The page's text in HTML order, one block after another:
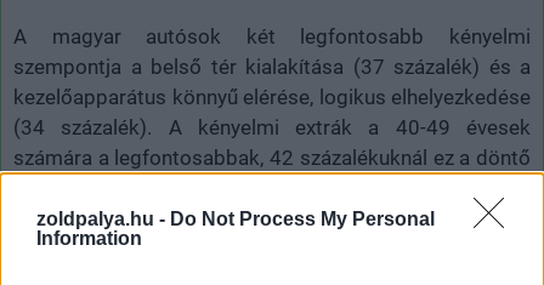
zoldpalya.hu - Do Not Process My Personal
Information
A magyar autósok két legfontosabb kényelmi
szempontja a belső tér kialakítása (37 százalék) és a
kezelőapparátus könnyű elérése, logikus elhelyezkedése
(34 százalék). A kényelmi extrák a 40-49 évesek
számára a legfontosabbak, 42 százalékuknál ez a döntő
válaszadók mintegy 10 százaléka tartja fontosnak.